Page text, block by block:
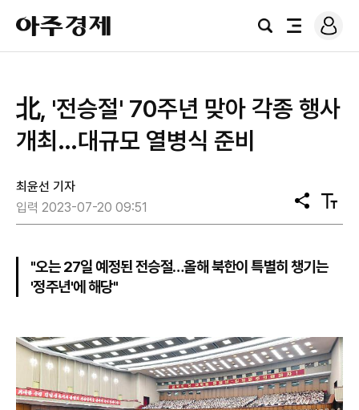
아
주
경
검
전
로
그
北, '전승절' 70주년 맞아 각종 행사
개최…대규모 열병식 준비
최윤선 기자
입력 2023-07-20 09:51
공
유
텍
스
"오는 27일 예정된 전승절…올해 북한이 특별히 챙기는
'정주년'에 해당"